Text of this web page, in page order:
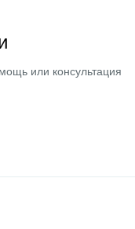
или консультация